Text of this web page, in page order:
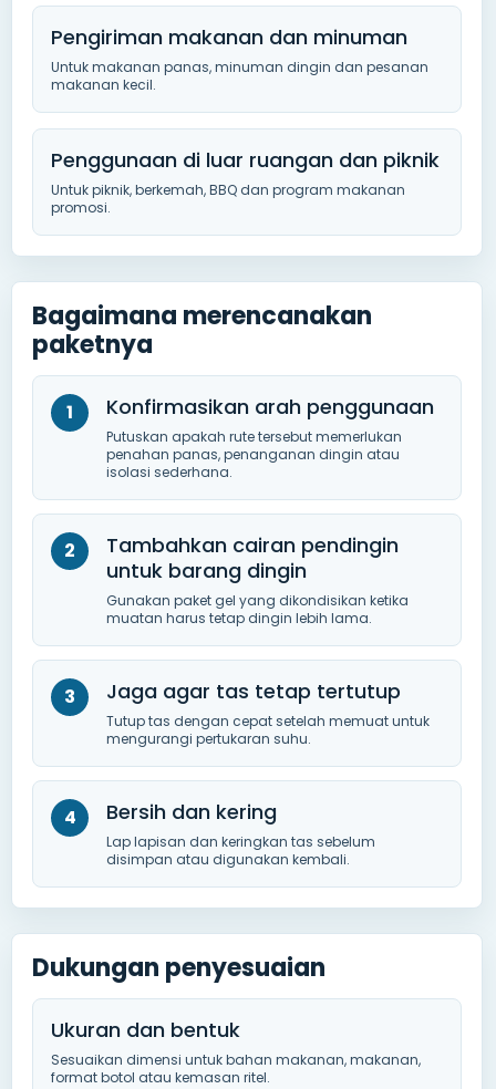
Pengiriman makanan dan minuman
Untuk makanan panas, minuman dingin dan pesanan
makanan kecil.
Penggunaan di luar ruangan dan piknik
Untuk piknik, berkemah, BBQ dan program makanan
promosi.
Bagaimana merencanakan
paketnya
Konfirmasikan arah penggunaan
Putuskan apakah rute tersebut memerlukan
penahan panas, penanganan dingin atau
isolasi sederhana.
Tambahkan cairan pendingin
untuk barang dingin
Gunakan paket gel yang dikondisikan ketika
muatan harus tetap dingin lebih lama.
Jaga agar tas tetap tertutup
Tutup tas dengan cepat setelah memuat untuk
mengurangi pertukaran suhu.
Bersih dan kering
Lap lapisan dan keringkan tas sebelum
disimpan atau digunakan kembali.
Dukungan penyesuaian
Ukuran dan bentuk
Sesuaikan dimensi untuk bahan makanan, makanan,
format botol atau kemasan ritel.